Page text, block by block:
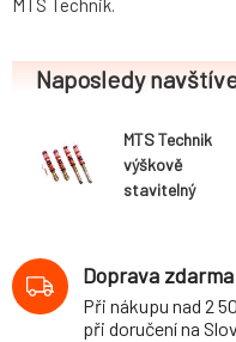
MTS Technik.
Naposledy
MTS Technik
výškově
stavitelný
VW Golf II (typ
83-92) kromě
Syncro
Doprava zdarma
Při nákupu nad 2
při doručení na